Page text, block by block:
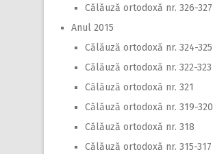
Călăuză ortodoxă nr. 326-327
Anul 2015
Călăuză ortodoxă nr. 324-325
Călăuză ortodoxă nr. 322-323
Călăuză ortodoxă nr. 321
Călăuză ortodoxă nr. 319-320
Călăuză ortodoxă nr. 318
Călăuză ortodoxă nr. 315-317